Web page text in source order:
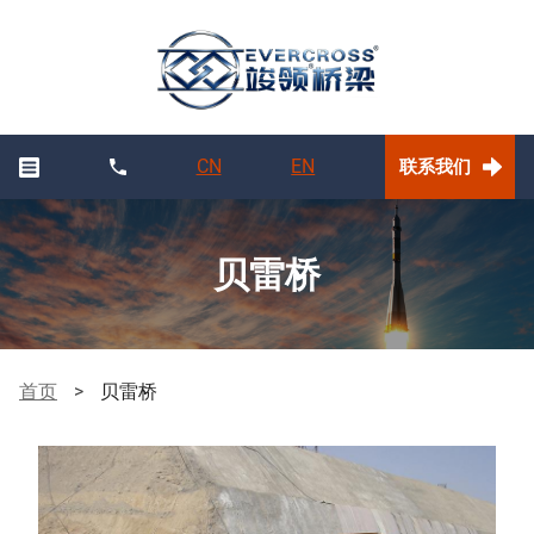
CN EN 联系我们
贝雷桥
首页 > 贝雷桥